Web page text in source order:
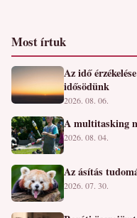
Most írtuk
Az idő
idősödünk
2026. 08. 06.
A multitasking
2026. 08. 04.
Az ásítás
2026. 07. 30.